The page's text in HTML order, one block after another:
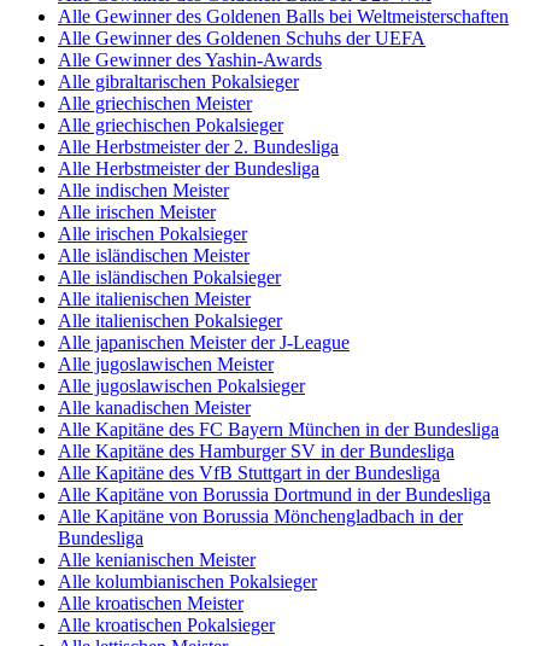
Alle Gewinner des Goldenen Balls bei Weltmeisterschaften
Alle Gewinner des Goldenen Schuhs der UEFA
Alle Gewinner des Yashin-Awards
Alle gibraltarischen Pokalsieger
Alle griechischen Meister
Alle griechischen Pokalsieger
Alle Herbstmeister der 2. Bundesliga
Alle Herbstmeister der Bundesliga
Alle indischen Meister
Alle irischen Meister
Alle irischen Pokalsieger
Alle isländischen Meister
Alle isländischen Pokalsieger
Alle italienischen Meister
Alle italienischen Pokalsieger
Alle japanischen Meister der J-League
Alle jugoslawischen Meister
Alle jugoslawischen Pokalsieger
Alle kanadischen Meister
Alle Kapitäne des FC Bayern München in der Bundesliga
Alle Kapitäne des Hamburger SV in der Bundesliga
Alle Kapitäne des VfB Stuttgart in der Bundesliga
Alle Kapitäne von Borussia Dortmund in der Bundesliga
Alle Kapitäne von Borussia Mönchengladbach in der
Bundesliga
Alle kenianischen Meister
Alle kolumbianischen Pokalsieger
Alle kroatischen Meister
Alle kroatischen Pokalsieger